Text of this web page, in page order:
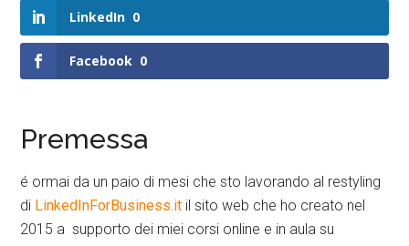
LinkedIn 0
Facebook 0
Premessa
é ormai da un paio di mesi che sto lavorando al restyling
di LinkedInForBusiness.it il sito web che ho creato nel
2015 a supporto dei miei corsi online e in aula su